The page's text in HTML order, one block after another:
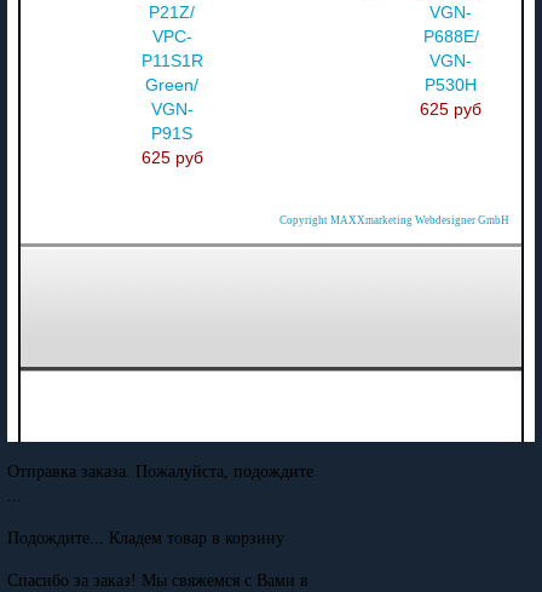
P21Z/
VPC-
P11S1R
Green/
VGN-
P91S
625 руб
VGN-
P688E/
VGN-
P530H
625 руб
Copyright MAXXmarketing Webdesigner GmbH
Отправка заказа. Пожалуйста, подождите
...
Подождите... Кладем товар в корзину
Спасибо за заказ! Мы свяжемся с Вами в